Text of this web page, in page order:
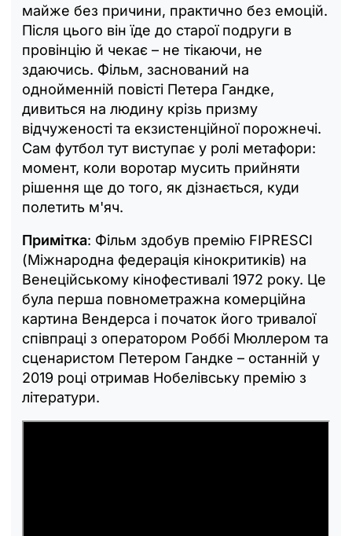
майже без причини, практично без емоцій.
Після цього він їде до старої подруги в
провінцію й чекає – не тікаючи, не
здаючись. Фільм, заснований на
однойменній повісті Петера Гандке,
дивиться на людину крізь призму
відчуженості та екзистенційної порожнечі.
Сам футбол тут виступає у ролі метафори:
момент, коли воротар мусить прийняти
рішення ще до того, як дізнається, куди
полетить м'яч.
Примітка: Фільм здобув премію FIPRESCI
(Міжнародна федерація кінокритиків) на
Венеційському кінофестивалі 1972 року. Це
була перша повнометражна комерційна
картина Вендерса і початок його тривалої
співпраці з оператором Роббі Мюллером та
сценаристом Петером Гандке – останній у
2019 році отримав Нобелівську премію з
літератури.